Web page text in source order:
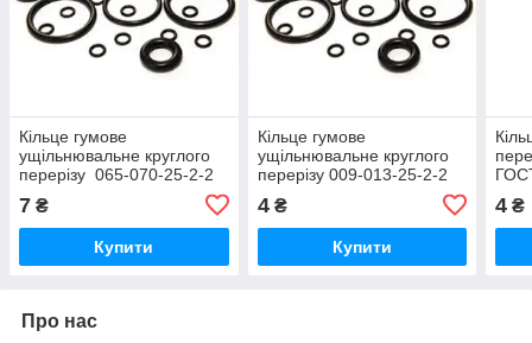
Кільце гумове
ущільнювальне круглого
перерізу 065-070-25-2-2
7 ₴
Купити
Кільце гумове
ущільнювальне круглого
перерізу 009-013-25-2-2
4₴
Купити
4 ₴
Про нас